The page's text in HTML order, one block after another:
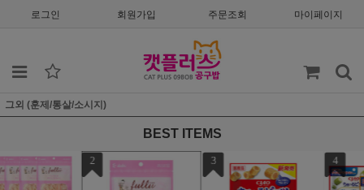
로그인 회원가입 주문조회 마이페이지
그외 (훈제/통살/소시지)
BEST ITEMS
4 5